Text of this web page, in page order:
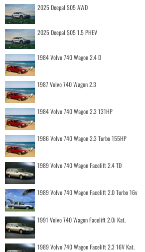
2025 Deepal S05 AWD
2025 Deepal S05 1.5 PHEV
1984 Volvo 740 Wagon 2.4 D
1987 Volvo 740 Wagon 2.3
1984 Volvo 740 Wagon 2.3 131HP
1986 Volvo 740 Wagon 2.3 Turbo 155HP
1989 Volvo 740 Wagon Facelift 2.4 TD
1989 Volvo 740 Wagon Facelift 2.0 Turbo 16v
1991 Volvo 740 Wagon Facelift 2.0i Kat.
1989 Volvo 740 Wagon Facelift 2.3 16V Kat.